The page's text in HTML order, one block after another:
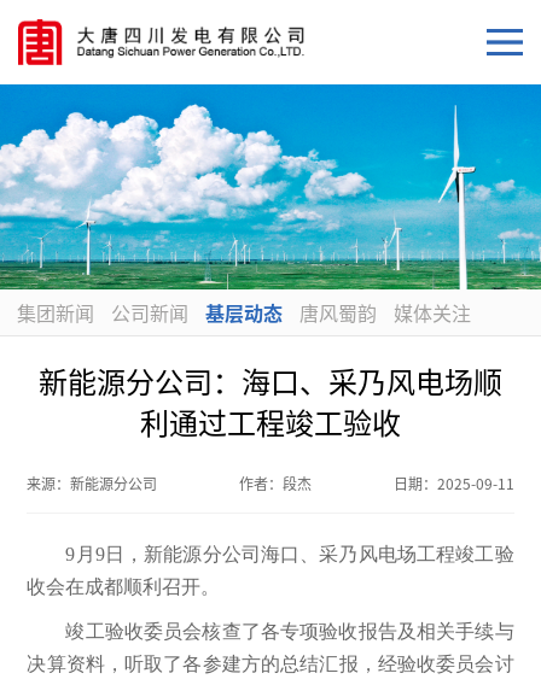
集团新闻 公司新闻 基层动态 唐风蜀韵 媒体关注
新能源分公司：海口、采乃风电场顺
利通过工程竣工验收
来源：新能源分公司 作者： 段杰 日期： 2025-09-11
9月9日，新能源分公司海口、采乃风电场工程竣工验
收会在成都顺利召开。
竣工验收委员会核查了各专项验收报告及相关手续与
决算资料，听取了各参建方的总结汇报，经验收委员会讨